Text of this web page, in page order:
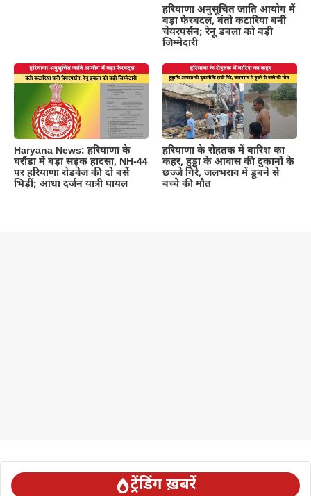
हरियाणा अनुसूचित जाति आयोग में
बड़ा फेरबदल, बंतो कटारिया बनीं
चेयरपर्सन; रेनू डबला को बड़ी
जिम्मेदारी
Haryana News: हरियाणा के
घरौंडा में बड़ा सड़क हादसा, NH-44
पर हरियाणा रोडवेज की दो बसें
भिड़ीं; आधा दर्जन यात्री घायल
हरियाणा के रोहतक में बारिश का
कहर, हुड्डा के आवास की दुकानों के
छज्जे गिरे, जलभराव में डूबने से
बच्चे की मौत
ट्रेंडिंग ख़बरें